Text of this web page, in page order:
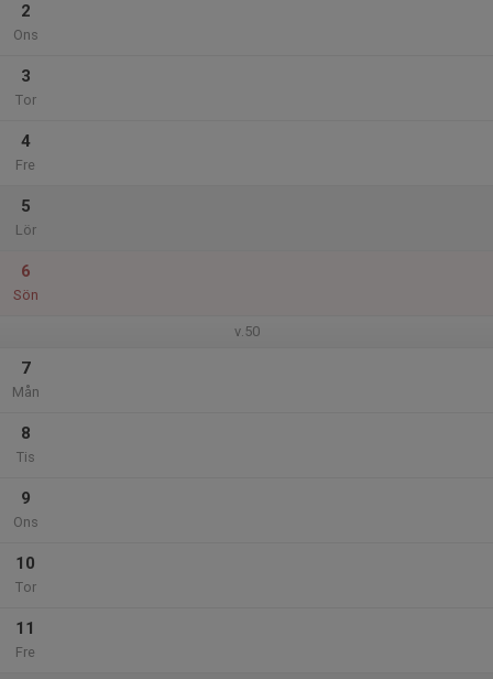
2
Ons
3
Tor
4
Fre
5
Lör
6
Sön
v.50
7
Mån
8
Tis
9
Ons
10
Tor
11
Fre